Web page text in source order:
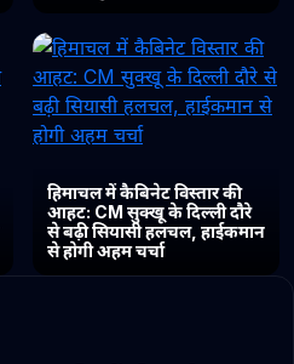
हिमाचल में कैबिनेट विस्तार की
आहट: CM सुक्खू के दिल्ली दौरे
से बढ़ी सियासी हलचल, हाईकमान
से होगी अहम चर्चा